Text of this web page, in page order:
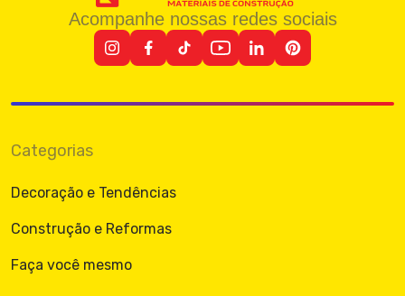
Acompanhe nossas redes sociais
Categorias
Decoração e Tendências
Construção e Reformas
Faça você mesmo